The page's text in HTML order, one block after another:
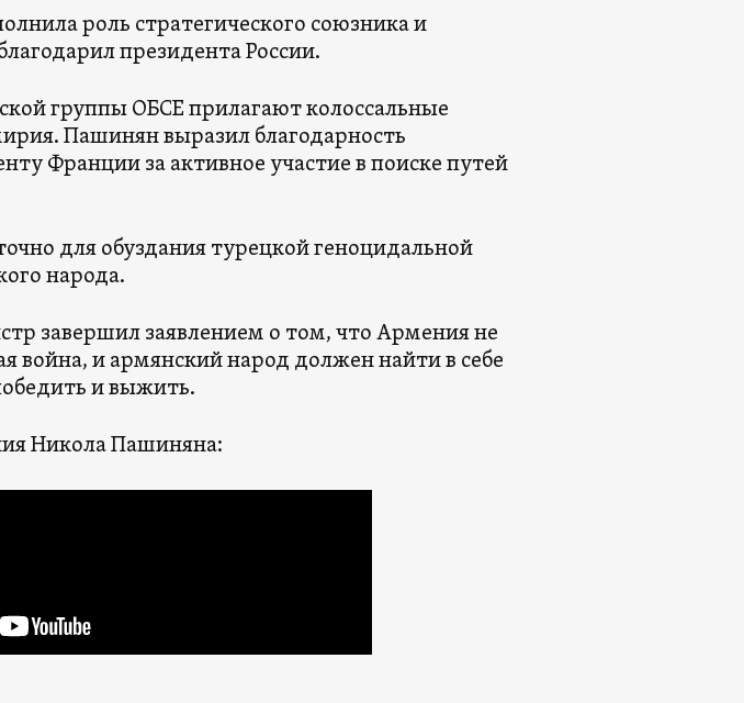
роль стратегического союзника и
президента России.
группы ОБСЕ прилагают колоссальные
Пашинян выразил благодарность
Франции за активное участие в поиске путей
для обуздания турецкой геноцидальной
народа.
завершил заявлением о том, что Армения не
война, и армянский народ должен найти в себе
и выжить.
Никола Пашиняна: